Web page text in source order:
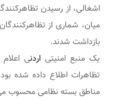
اشغالی، از رسیدن
میان، شماری از
بازداشت شدند.
یک منبع امنیتی اردنی اعلام
تظاهرات اطلاع داده شده
مناطق بسته نظامی محسوب